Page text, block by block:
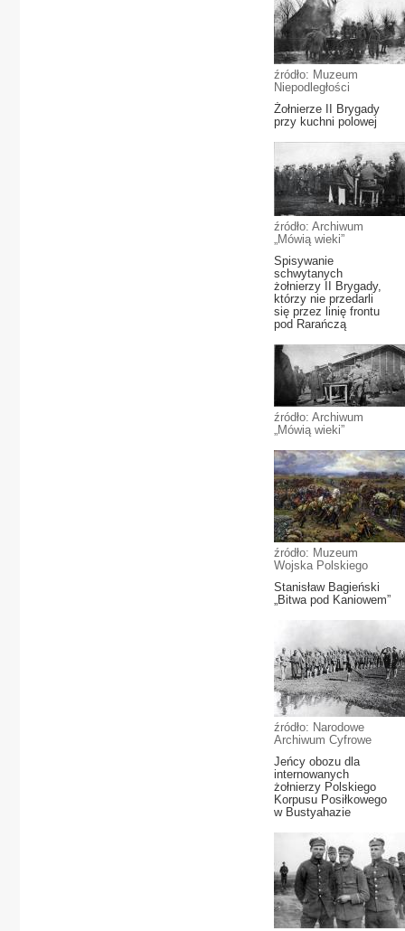
źródło: Muzeum
Niepodległości
Żołnierze II Brygady
przy kuchni polowej
źródło: Archiwum
„Mówią wieki”
Spisywanie
schwytanych
żołnierzy II Brygady,
którzy nie przedarli
się przez linię frontu
pod Rarańczą
źródło: Archiwum
„Mówią wieki”
źródło: Muzeum
Wojska Polskiego
Stanisław Bagieński
„Bitwa pod Kaniowem”
źródło: Narodowe
Archiwum Cyfrowe
Jeńcy obozu dla
internowanych
żołnierzy Polskiego
Korpusu Posiłkowego
w Bustyahazie